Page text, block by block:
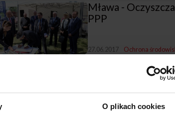
O plikach cookies
Mława -
PPP
27.06.2017 Ochrona
Szkolenia z PPP -
12.05.2017 Projekty z